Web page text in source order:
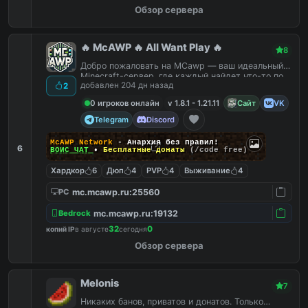
Обзор сервера
6
2
🔥 McAWP 🔥 All Want Play 🔥 8
Добро пожаловать на MCawp — ваш идеальный
Minecraft-сервер, где каждый найдет что-то по
душе!
добавлен 204 дн назад
0 игроков онлайн
v 1.8.1 - 1.21.11 Сайт
VK
Telegram
Discord
McAWP Network
- Анархия без правил!
ВОЙС ЧАТ
• Бесплатные донаты (/code free)
Хардкор 6 Дюп 4 PVP 4 Выживание 4
PC mc.mcawp.ru:25560
Bedrock mc.mcawp.ru:19132
копий IPв августе32сегодня0
Обзор сервера
Melonis 7
Никаких банов, приватов и донатов. Только